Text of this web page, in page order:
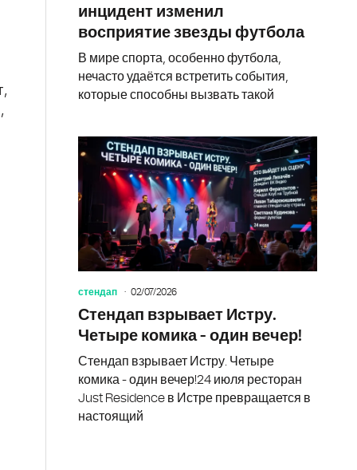
инцидент изменил
восприятие звезды футбола
В мире спорта, особенно футбола,
нечасто удаётся встретить события,
которые способны вызвать такой
стендап 02/07/2026
Стендап взрывает Истру.
Четыре комика - один вечер!
Стендап взрывает Истру. Четыре
комика - один вечер!24 июля ресторан
Just Residence в Истре превращается в
настоящий